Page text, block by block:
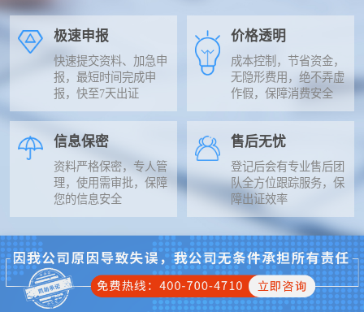
极速申报
快速提交资料、加急申
报，最短时间完成申
报，快至7天出证
价格透明
成本控制，节省资金，
无隐形费用，绝不弄虚
作假，保障消费安全
信息保密
资料严格保密，专人管
理，使用需审批，保障
您的信息安全
售后无忧
登记后会有专业售后团
队全方位跟踪服务，保
障出证效率